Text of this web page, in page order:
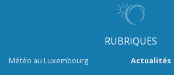
RUBRIQUES
Météo au Luxembourg
Actualités